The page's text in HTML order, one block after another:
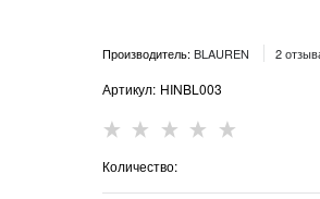
Производитель: BLAUREN 2
Артикул: HINBL003
Количество: